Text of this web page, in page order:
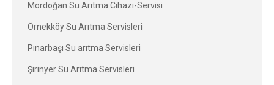
Mordoğan Su Arıtma Cihazı-Servisi
Örnekköy Su Arıtma Servisleri
Pınarbaşı Su arıtma Servisleri
Şirinyer Su Arıtma Servisleri